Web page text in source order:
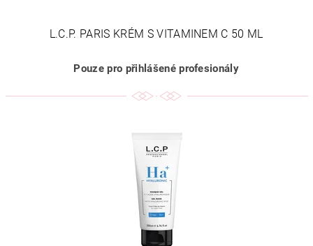
L.C.P. PARIS KRÉM S VITAMINEM C 50 ML
Pouze pro přihlášené profesionály